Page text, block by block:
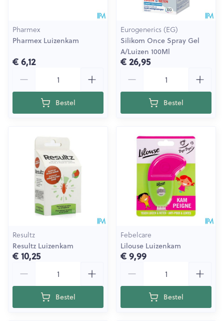
Pharmex
Pharmex Luizenkam
€ 6,12
Bestel
Eurogenerics (EG)
Silikom Once Spray Gel
A/Luizen 100Ml
€ 26,95
Bestel
Resultz
Resultz Luizenkam
€ 10,25
Bestel
Febelcare
Lilouse Luizenkam
€ 9,99
Bestel